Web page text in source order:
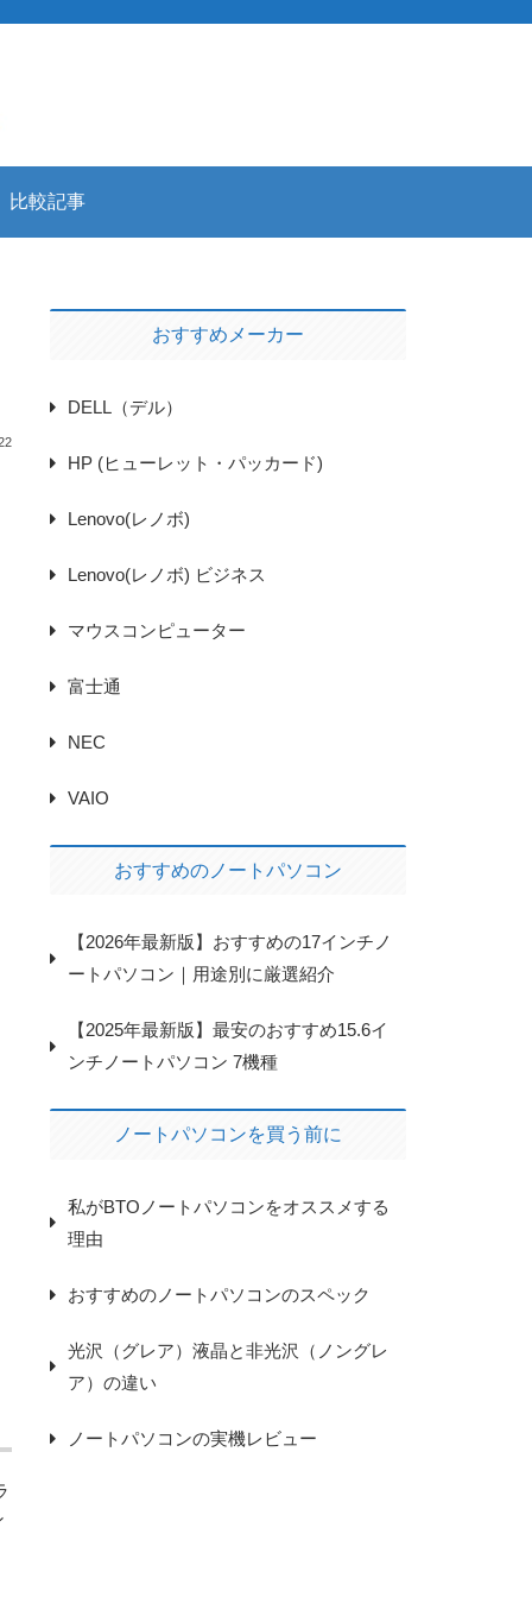
比較記事
おすすめメーカー
DELL（デル）
HP (ヒューレット・パッカード)
Lenovo(レノボ)
Lenovo(レノボ) ビジネス
マウスコンピューター
富士通
NEC
VAIO
おすすめのノートパソコン
【2026年最新版】おすすめの17インチノ
ートパソコン｜用途別に厳選紹介
【2025年最新版】最安のおすすめ15.6イ
ンチノートパソコン 7機種
ノートパソコンを買う前に
私がBTOノートパソコンをオススメする
理由
おすすめのノートパソコンのスペック
光沢（グレア）液晶と非光沢（ノングレ
ア）の違い
ノートパソコンの実機レビュー